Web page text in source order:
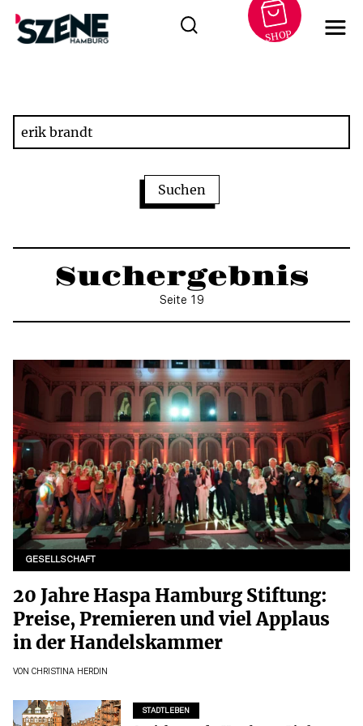
SHOP
Suchergebnis
Seite 19
GESELLSCHAFT
20 Jahre Haspa Hamburg Stiftung:
Preise, Premieren und viel Applaus
in der Handelskammer
VON CHRISTINA HERDIN
STADTLEBEN